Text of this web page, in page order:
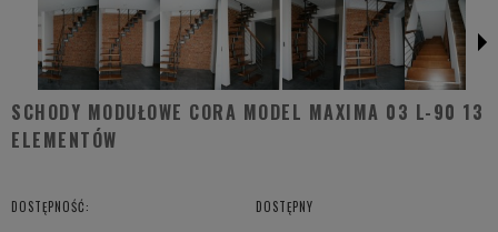
SCHODY MODUŁOWE CORA MODEL MAXIMA 03 L-90 13
ELEMENTÓW
DOSTĘPNOŚĆ: DOSTĘPNY